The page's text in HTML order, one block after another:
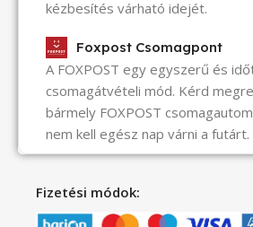
kézbesítés várható idejét.
Foxpost Csomagpont
A FOXPOST egy egyszerű és
csomagátvételi mód. Kérd
bármely FOXPOST
nem kell egész nap várni a futárt.
Fizetési módok: